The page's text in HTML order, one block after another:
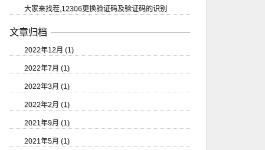
大家来找茬,12306更换验证码及验证码的识别
文章归档
2022年12月 (1)
2022年7月 (1)
2022年3月 (1)
2022年2月 (1)
2021年9月 (1)
2021年5月 (1)